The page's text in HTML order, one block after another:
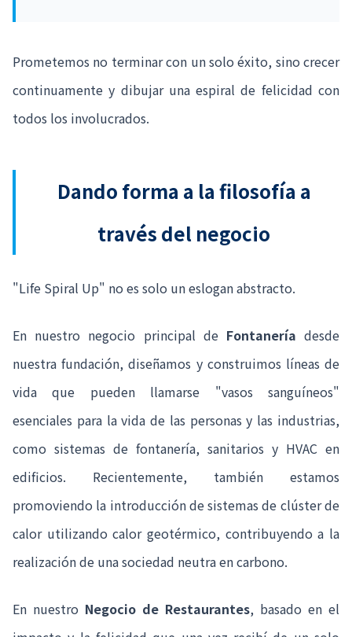
Prometemos no terminar con un solo éxito, sino crecer
continuamente y dibujar una espiral de felicidad con
todos los involucrados.
Dando forma a la filosofía a
través del negocio
"Life Spiral Up" no es solo un eslogan abstracto.
En nuestro negocio principal de Fontanería desde
nuestra fundación, diseñamos y construimos líneas de
vida que pueden llamarse "vasos sanguíneos"
esenciales para la vida de las personas y las industrias,
como sistemas de fontanería, sanitarios y HVAC en
edificios. Recientemente, también estamos
promoviendo la introducción de sistemas de clúster de
calor utilizando calor geotérmico, contribuyendo a la
realización de una sociedad neutra en carbono.
En nuestro Negocio de Restaurantes, basado en el